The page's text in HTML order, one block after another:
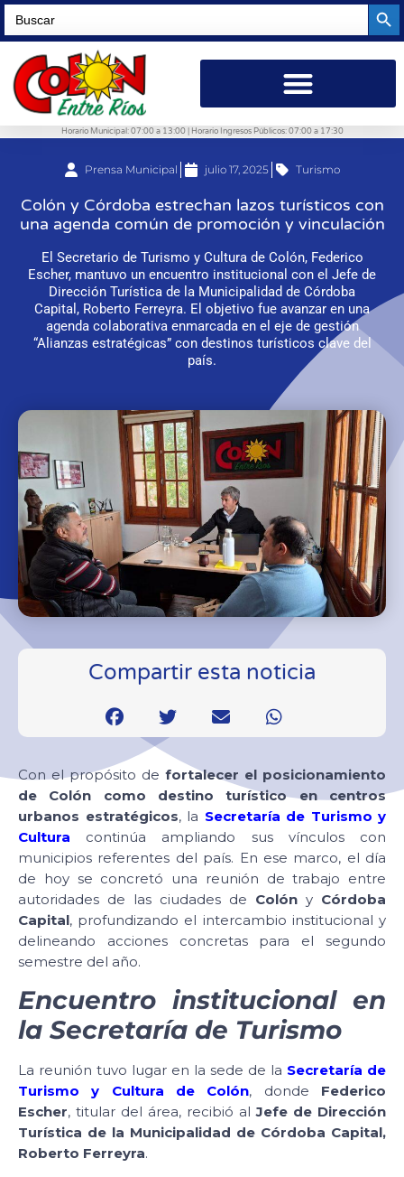
Search
for:
Horario Municipal: 07:00 a 13:00 | Horario Ingresos Públicos: 07:00 a 17:30
Prensa Municipal julio 17, 2025 Turismo
Colón y Córdoba estrechan lazos turísticos con
una agenda común de promoción y vinculación
El Secretario de Turismo y Cultura de Colón, Federico
Escher, mantuvo un encuentro institucional con el Jefe de
Dirección Turística de la Municipalidad de Córdoba
Capital, Roberto Ferreyra. El objetivo fue avanzar en una
agenda colaborativa enmarcada en el eje de gestión
“Alianzas estratégicas” con destinos turísticos clave del
país.
Compartir esta noticia
Con el propósito de fortalecer el posicionamiento
de Colón como destino turístico en centros
urbanos estratégicos, la Secretaría de Turismo y
Cultura continúa ampliando sus vínculos con
municipios referentes del país. En ese marco, el día
de hoy se concretó una reunión de trabajo entre
autoridades de las ciudades de Colón y Córdoba
Capital, profundizando el intercambio institucional y
delineando acciones concretas para el segundo
semestre del año.
Encuentro institucional en
la Secretaría de Turismo
La reunión tuvo lugar en la sede de la Secretaría de
Turismo y Cultura de Colón, donde Federico
Escher, titular del área, recibió alJefe de Dirección
Turística de la Municipalidad de Córdoba Capital,
Roberto Ferreyra.